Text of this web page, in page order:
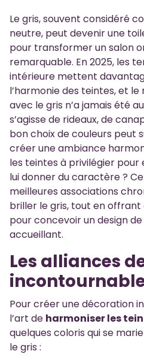
Le gris, souvent considéré
neutre, peut devenir une
pour transformer un salon
remarquable. En 2025, les
intérieure mettent
l’harmonie des teintes, et
avec le gris n’a jamais été
s’agisse de rideaux, de
bon choix de couleurs peut
créer une ambiance
les teintes à privilégier
lui donner du caractère ?
meilleures associations
briller le gris, tout en offrant
pour concevoir un design
accueillant.
Les alliances
Pour créer une décoration
l’art de harmoniser les
quelques coloris qui se
le gris :